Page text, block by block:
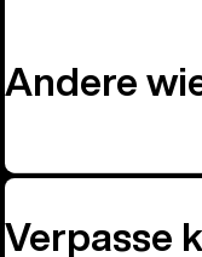
Andere
Verpasse